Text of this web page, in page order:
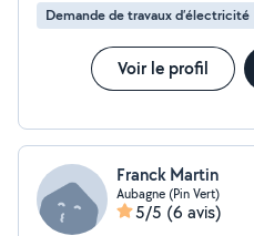
Demande de travaux d’électricité
Voir le profil
Franck Martin
Aubagne (Pin Vert)
5/5 (6 avis)